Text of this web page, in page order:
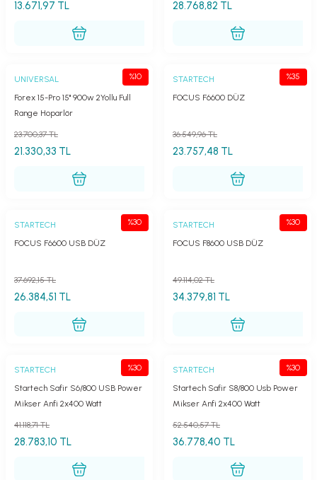
13.671,97 TL 28.768,82 TL
%10
UNIVERSAL
Forex 15-Pro 15'' 900w 2Yollu Full
Range Hoparlör
21.330,33 TL
23.700,37 TL
%35
STARTECH
FOCUS F6600 DÜZ
23.757,48 TL
36.549,96 TL
%30
STARTECH
FOCUS F6600 USB DÜZ
26.384,51 TL
37.692,15 TL
%30
STARTECH
FOCUS F8600 USB DÜZ
34.379,81 TL
49.114,02 TL
%30
STARTECH
Startech Safir S6/800 USB Power
Mikser Anfi 2x400 Watt
28.783,10 TL
41.118,71 TL
%30
STARTECH
Startech Safir S8/800 Usb Power
Mikser Anfi 2x400 Watt
36.778,40 TL
52.540,57 TL